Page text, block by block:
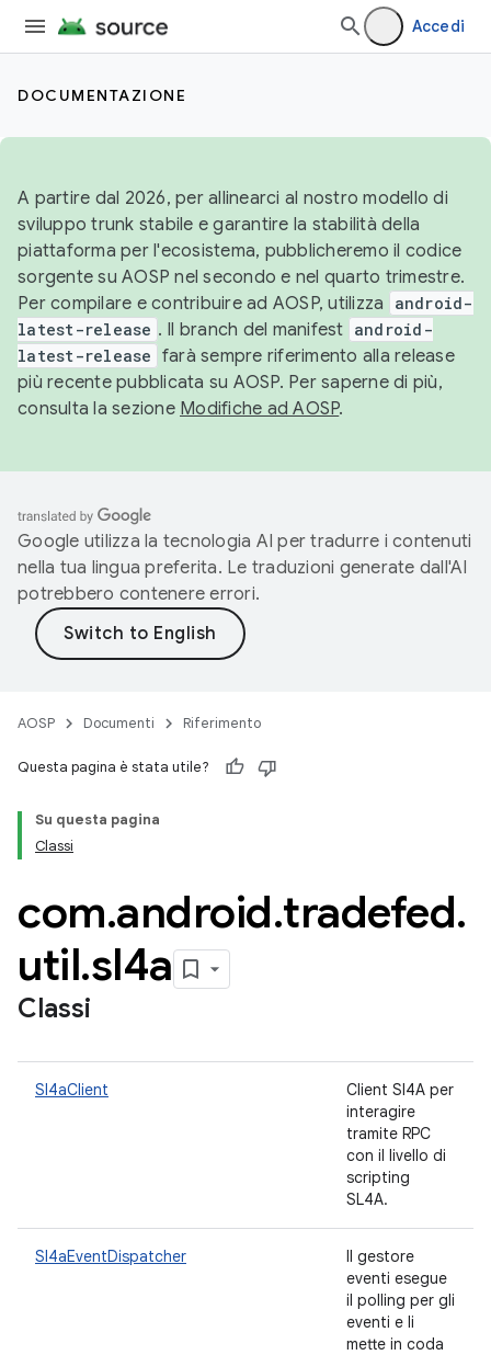
Accedi
DOCUMENTAZIONE
A partire dal 2026, per allinearci al nostro modello di
sviluppo trunk stabile e garantire la stabilità della
piattaforma per l'ecosistema, pubblicheremo il codice
sorgente su AOSP nel secondo e nel quarto trimestre.
Per compilare e contribuire ad AOSP, utilizza
android-
latest-release . Il branch del manifest android-
latest-release farà sempre riferimento alla release
più recente pubblicata su AOSP. Per saperne di più,
consulta la sezione Modifiche ad AOSP.
Google utilizza la tecnologia AI per tradurre i contenuti
nella tua lingua preferita. Le traduzioni generate dall'AI
potrebbero contenere errori.
AOSP Documenti Riferimento
Questa pagina è stata utile?
Su questa pagina
Classi
com.android.tradefed.
util.sl4a
Classi
Sl4aClient
Client Sl4A per
interagire
tramite RPC
con il livello di
scripting
SL4A.
Sl4aEventDispatcher
Il gestore
eventi esegue
il polling per gli
eventi e li
mette in coda